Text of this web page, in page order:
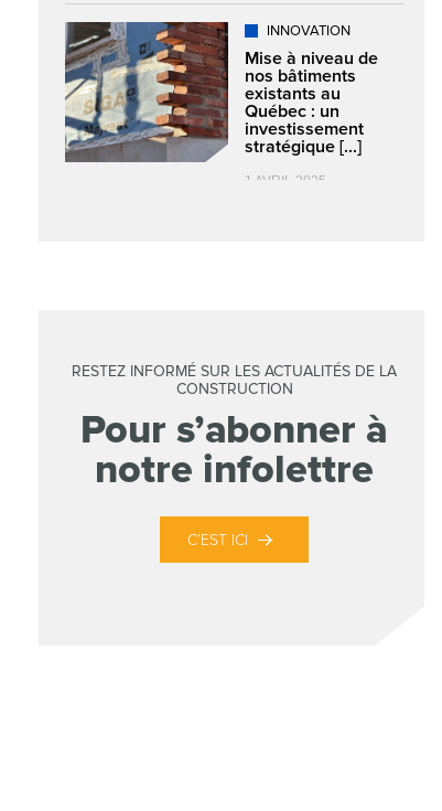
INNOVATION
Mise à niveau de
nos bâtiments
existants au
Québec : un
investissement
stratégique [...]
1 AVRIL 2025
RESTEZ INFORMÉ SUR LES ACTUALITÉS DE LA
CONSTRUCTION
Pour s’abonner à
notre infolettre
C’EST ICI